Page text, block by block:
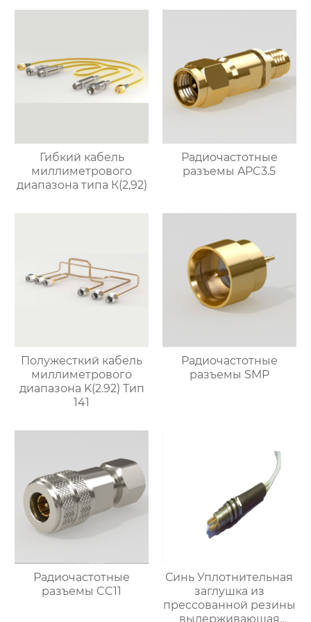
Гибкий кабель
миллиметрового
диапазона типа К(2,92)
Радиочастотные
разъемы APC3.5
Полужесткий кабель
миллиметрового
диапазона K(2.92) Тип
141
Радиочастотные
разъемы SMP
Радиочастотные
разъемы CC11
Синь Уплотнительная
заглушка из
прессованной резины
выдерживающая